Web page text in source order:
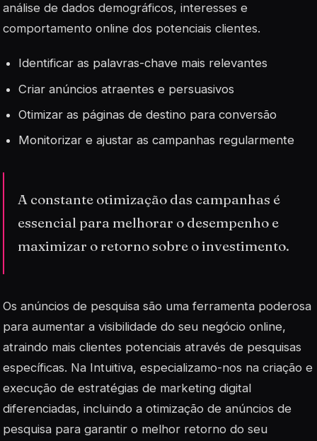
análise de dados demográficos, interesses e
comportamento online dos potenciais clientes.
Identificar as palavras-chave mais relevantes
Criar anúncios atraentes e persuasivos
Otimizar as páginas de destino para conversão
Monitorizar e ajustar as campanhas regularmente
A constante otimização das campanhas é
essencial para melhorar o desempenho e
maximizar o retorno sobre o investimento.
Os anúncios de pesquisa são uma ferramenta poderosa
para aumentar a visibilidade do seu negócio online,
atraindo mais clientes potenciais através de pesquisas
específicas. Na Intuitiva, especializamo-nos na criação e
execução de estratégias de marketing digital
diferenciadas, incluindo a otimização de anúncios de
pesquisa para garantir o melhor retorno do seu